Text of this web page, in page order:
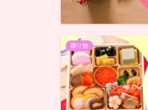
贈り物